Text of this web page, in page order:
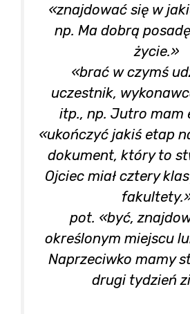
«znajdować się w
np. Ma dobrą
życie.»
«brać w czymś
uczestnik,
itp., np. Jutro mam
«ukończyć jakiś etap
dokument, który to
Ojciec miał cztery
pot. «być,
określonym miejscu
Naprzeciwko mamy
drugi tydzień